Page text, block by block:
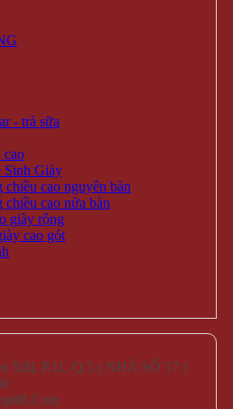
- trà sữa
cao
Sinh Giày
chiều cao nguyên bàn
chiều cao nửa bàn
giày rộng
cao gót
Trãi, P.11, Q.5 ( NHÀ SỐ 17 )